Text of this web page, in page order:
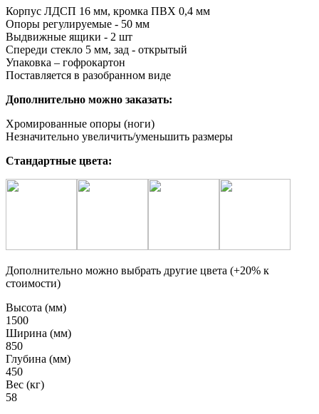
Корпус ЛДСП 16 мм, кромка ПВХ 0,4 мм
Опоры регулируемые - 50 мм
Выдвижные ящики - 2 шт
Спереди стекло 5 мм, зад - открытый
Упаковка – гофрокартон
Поставляется в разобранном виде
Дополнительно можно заказать:
Хромированные опоры (ноги)
Незначительно увеличить/уменьшить размеры
Стандартные цвета:
Дополнительно можно выбрать другие цвета (+20% к
стоимости)
Высота (мм)
1500
Ширина (мм)
850
Глубина (мм)
450
Вес (кг)
58